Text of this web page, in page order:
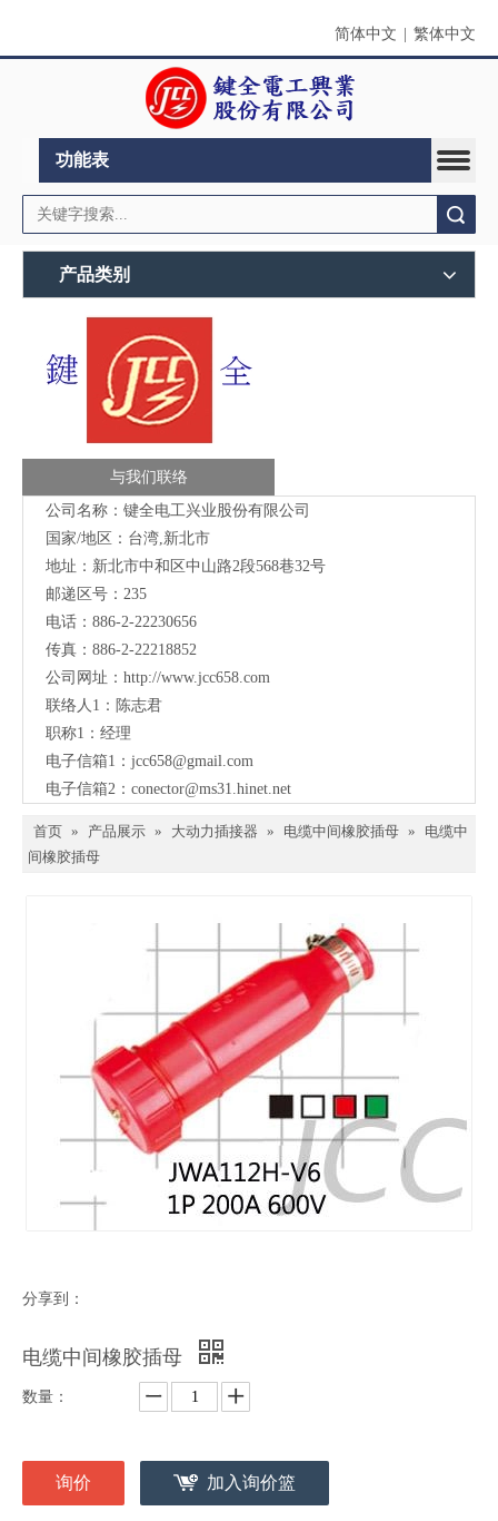
简体中文 繁体中文
功能表
产品类别
与我们联络
公司名称：键全电工兴业股份有限公司
国家/地区：台湾,新北市
地址：新北市中和区中山路2段568巷32号
邮递区号：235
电话：886-2-22230656
传真：886-2-22218852
公司网址： http://www.jcc658.com
联络人1：陈志君
职称1： 经理
电子信箱1： jcc658@gmail.com
电子信箱2： conector@ms31.hinet.net
首页 » 产品展示 » 大动力插接器 » 电缆中间橡胶插母 »
电缆中
间橡胶插母
分享到：
电缆中间橡胶插母
数量：
询价 加入询价篮